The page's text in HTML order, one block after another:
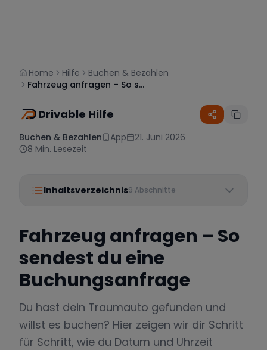
Home Hilfe
Buchen & Bezahlen
Fahrzeug anfragen – So sendest du eine Buchungsanfrage
Drivable Hilfe
Buchen & Bezahlen App
21. Juni 2026
8 Min. Lesezeit
Inhaltsverzeichnis9 Abschnitte
Fahrzeug anfragen – So
sendest du eine
Buchungsanfrage
Du hast dein Traumauto gefunden und
willst es buchen? Hier zeigen wir dir Schritt
für Schritt, wie du Datum und Uhrzeit